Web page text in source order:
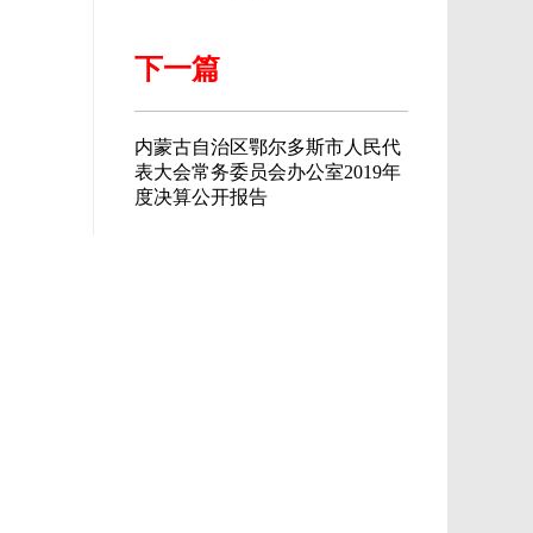
下一篇
内蒙古自治区鄂尔多斯市人民代
表大会常务委员会办公室2019年
度决算公开报告